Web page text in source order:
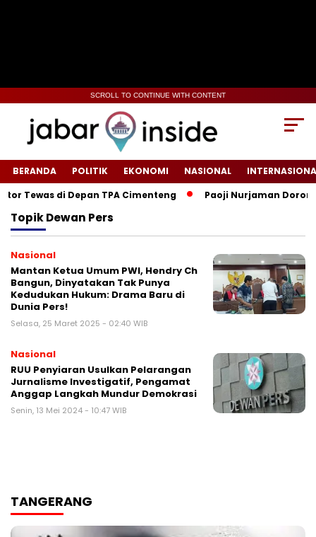
SCROLL TO CONTINUE WITH CONTENT
BERANDA POLITIK EKONOMI NASIONAL
Tewas di Depan TPA Cimenteng
Paoji Nurjaman Dorong
TopikDewan Pers
Nasional
Mantan Ketua Umum PWI, Hendry Ch
Bangun, Dinyatakan Tak Punya
Kedudukan Hukum: Drama Baru di
Dunia Pers!
Selasa, 25 Maret 2025 - 02:40 WIB
Nasional
RUU Penyiaran Usulkan Pelarangan
Jurnalisme Investigatif, Pengamat
Anggap Langkah Mundur Demokrasi
Senin, 13 Mei 2024 - 10:47 WIB
TANGERANG